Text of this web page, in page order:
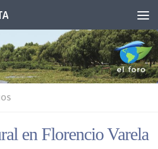
en Florencio Varela